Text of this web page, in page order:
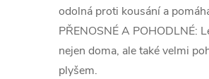
odolná proti kousání a
PŘENOSNÉ A POHODLNÉ:
nejen doma, ale také velmi
plyšem.